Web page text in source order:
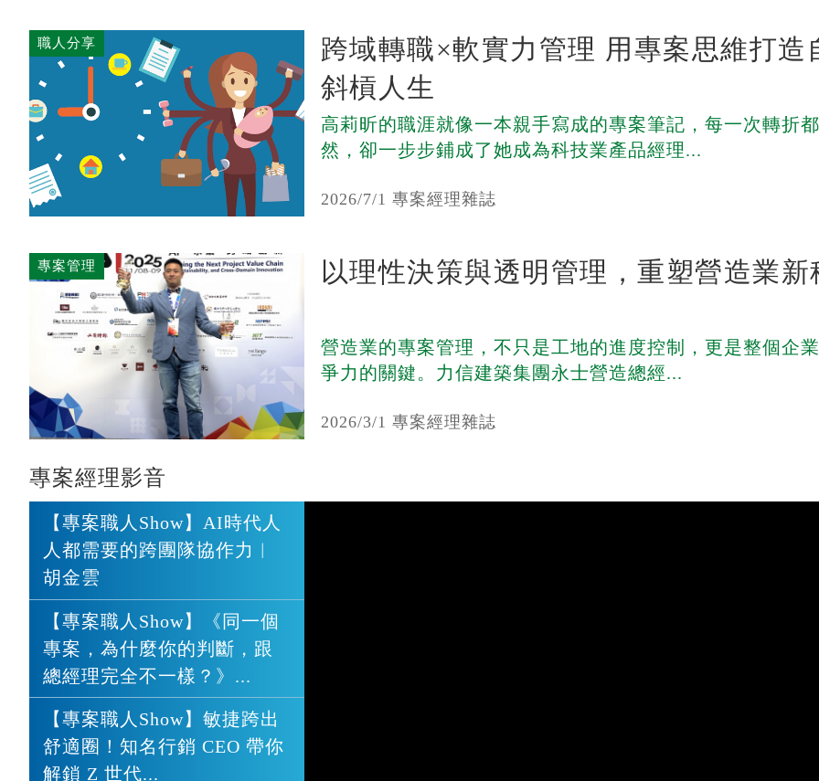
職人分享
跨域轉職×軟實力管理 用專案思維打造
斜槓人生
高莉昕的職涯就像一本親手寫成的專案筆記，每一次轉折
然，卻一步步鋪成了她成為科技業產品經理...
2026/7/1 專案經理雜誌
專案管理 以理性決策與透明管理，重塑營造業新
營造業的專案管理，不只是工地的進度控制，更是整個企
爭力的關鍵。力信建築集團永士營造總經...
2026/3/1 專案經理雜誌
專案經理影音
【專案職人Show】AI時代人
人都需要的跨團隊協作力︱
胡金雲
【專案職人Show】《同一個
專案，為什麼你的判斷，跟
總經理完全不一樣？》...
【專案職人Show】敏捷跨出
舒適圈！知名行銷 CEO 帶你
解鎖 Z 世代...